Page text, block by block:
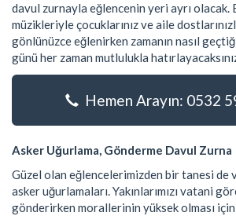
davul zurnayla eğlencenin yeri ayrı olacak.
müzikleriyle çocuklarınız ve aile
gönlünüzce eğlenirken zamanın nasıl
günü her zaman mutlulukla
Hemen Arayın: 0532
Asker Uğurlama, Gönderme Davul Zurna
Güzel olan eğlencelerimizden bir tanesi de
asker uğurlamaları. Yakınlarımızı vatani
gönderirken morallerinin yüksek olması